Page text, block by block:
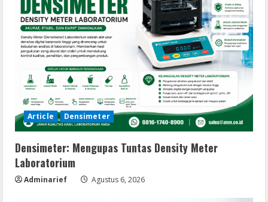
Article Densimeter
Densimeter: Mengupas Tuntas Density Meter
Laboratorium
Adminarief Agustus 6, 2026